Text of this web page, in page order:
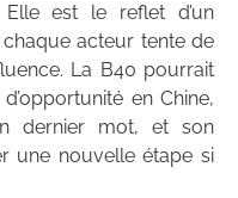
est le reflet d’un
acteur tente de
La B40 pourrait
en Chine,
dernier mot, et son
une nouvelle étape si